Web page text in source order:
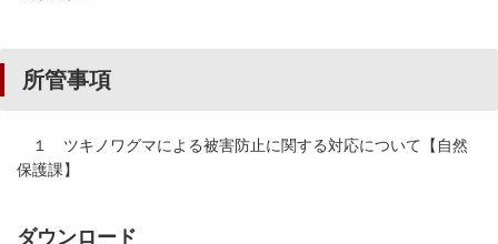
所管事項
１ ツキノワグマによる被害防止に関する対応について【自然
保護課】
ダウンロード